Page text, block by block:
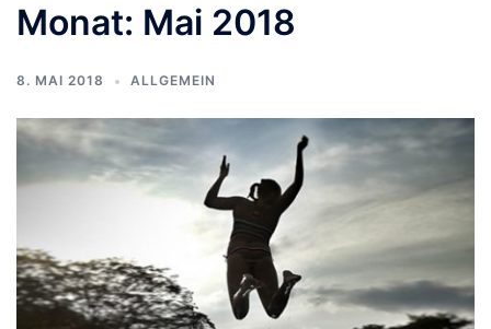
Monat: Mai 2018
8. MAI 2018 ALLGEMEIN